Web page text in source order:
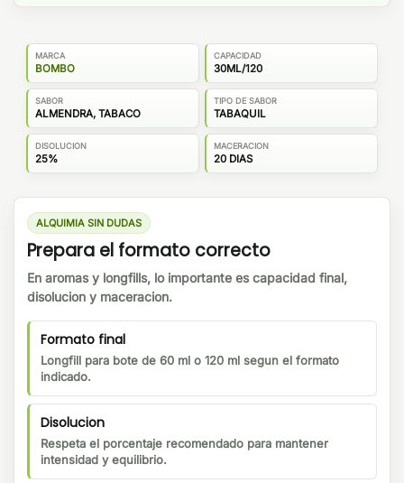
MARCA
BOMBO
CAPACIDAD
30ML/120
SABOR
ALMENDRA, TABACO
TIPO DE SABOR
TABAQUIL
DISOLUCION
25%
MACERACION
20 DIAS
ALQUIMIA SIN DUDAS
Prepara el formato correcto
En aromas y longfills, lo importante es capacidad final,
disolucion y maceracion.
Formato final
Longfill para bote de 60 ml o 120 ml segun el formato
indicado.
Disolucion
Respeta el porcentaje recomendado para mantener
intensidad y equilibrio.